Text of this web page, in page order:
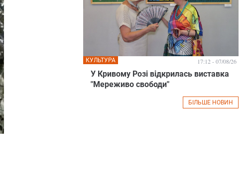
У Кривому Розі відкрилась виставка
"Мереживо свободи"
КУЛЬТУРА 17:12 - 07/08/26
БІЛЬШЕ НОВИН